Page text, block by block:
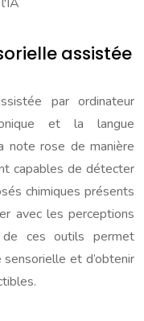
assistée
par ordinateur
et la langue
note rose de manière
capables de détecter
chimiques présents
avec les perceptions
de ces outils permet
sensorielle et d’obtenir